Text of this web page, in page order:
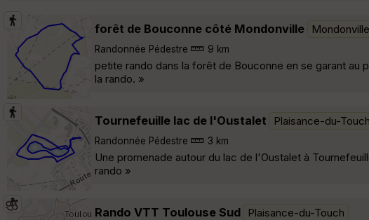
forêt de Bouconne côté Mondonville Mondonville
Randonnée Pédestre 9 km
petite rando dans la forêt de Bouconne en se garant
la rando. »
Tournefeuille lac de l'Oustalet Plaisance-du-Touch
Randonnée Pédestre 3 km
Une promenade autour du lac de l'Oustalet à
rando »
Rando VTT Toulouse Sud Plaisance-du-Touch